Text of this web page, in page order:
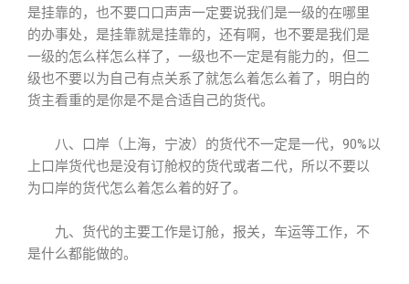
是挂靠的，也不要口口声声一定要说我们是一级的在哪里
的办事处，是挂靠就是挂靠的，还有啊，也不要是我们是
一级的怎么样怎么样了，一级也不一定是有能力的，但二
级也不要以为自己有点关系了就怎么着怎么着了，明白的
货主看重的是你是不是合适自己的货代。
八、口岸（上海，宁波）的货代不一定是一代，90%以
上口岸货代也是没有订舱权的货代或者二代，所以不要以
为口岸的货代怎么着怎么着的好了。
九、货代的主要工作是订舱，报关，车运等工作，不
是什么都能做的。